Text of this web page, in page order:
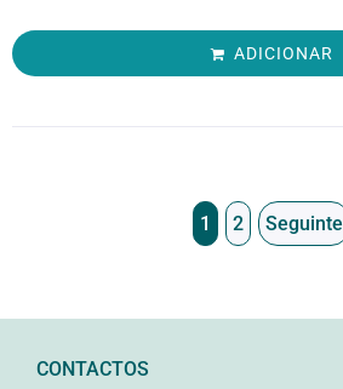
ADICIONAR
1 2 Seguinte
CONTACTOS